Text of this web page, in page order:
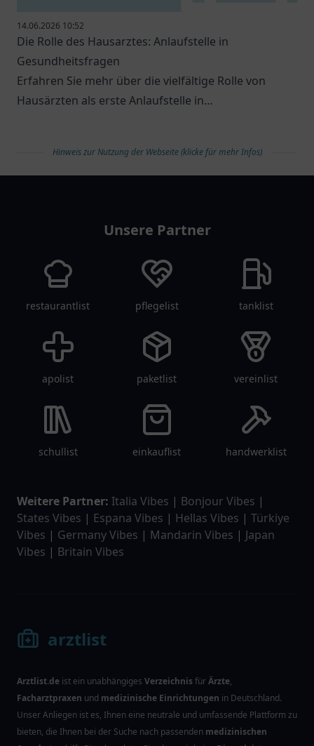
14.06.2026 10:52
Die Rolle des Hausarztes: Anlaufstelle in
Gesundheitsfragen
Erfahren Sie mehr über die vielfältige Rolle von
Hausärzten als erste Anlaufstelle in
Hinweis zur Nutzung der Webseite (klicke für mehr Infos)
Unsere Partner
restaurantlist pflegelist tanklist
apolist paketlist vereinlist
schullist einkauflist handwerklist
Weitere Partner: Italia Vibes | Bonjour Vibes |
States Vibes | Espana Vibes | Hellas Vibes | Türkiye
Vibes | Germany Vibes | Mandarin Vibes | Japan
Vibes | Britain Vibes
arztlist
Arztlist.de ist ein unabhängiges VerzeichnisfürÄrzte,
Facharztpraxen und medizinische Einrichtungen in Deutschland.
Unser Anliegen ist es, Ihnen eine neutrale und umfassende Plattform zu
bieten, die Ihnen bei der Suche nach passenden medizinischen